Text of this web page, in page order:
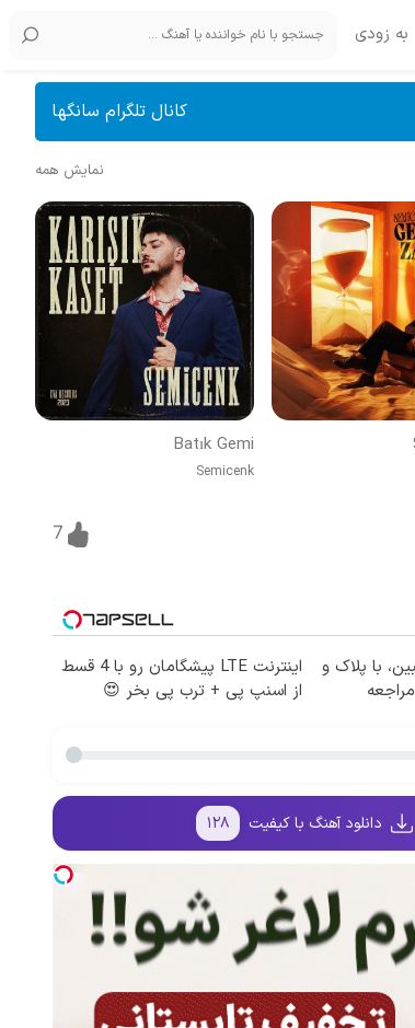
به زودی
کانال تلگرام سانگها
نمایش همه
Batık Gemi
Semicenk
7
با پلاک و
اینترنت LTE پیشگامان رو با 4 قسط
از اسنپ پی + ترب پی بخر 😍
دانلود آهنگ با کیفیت ۱۲۸